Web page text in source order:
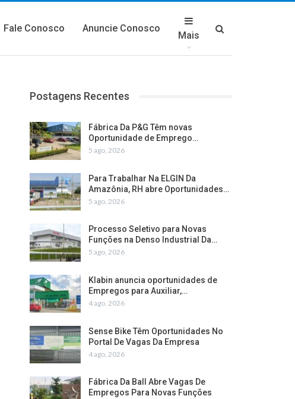
Fale Conosco Anuncie Conosco
Mais
Postagens Recentes
Fábrica Da P&G Têm novas
Oportunidade de Emprego…
5 ago, 2026
Para Trabalhar Na ELGIN Da
Amazônia, RH abre Oportunidades…
5 ago, 2026
Processo Seletivo para Novas
Funções na Denso Industrial Da…
5 ago, 2026
Klabin anuncia oportunidades de
Empregos para Auxiliar,…
4 ago, 2026
Sense Bike Têm Oportunidades No
Portal De Vagas Da Empresa
4 ago, 2026
Fábrica Da Ball Abre Vagas De
Empregos Para Novas Funções